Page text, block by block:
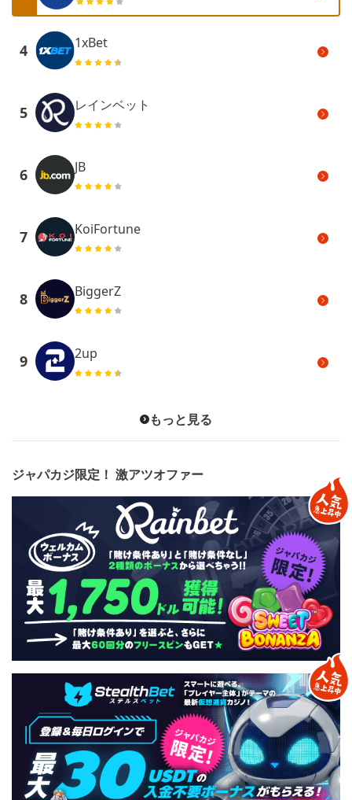
4 1xBet
5 レインベット
6 JB
7 KoiFortune
8 BiggerZ
9 2up
もっと見る
ジャパカジ限定！ 激アツオファー